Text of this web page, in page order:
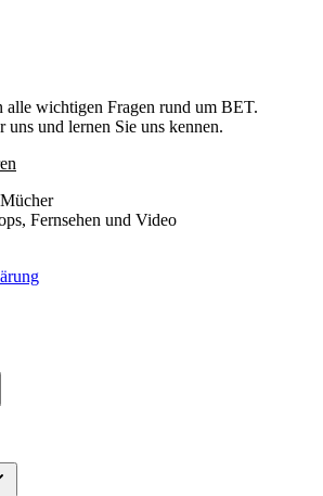
alle wichtigen Fragen rund um BET.
uns und lernen Sie uns kennen.
Fernsehen und Video